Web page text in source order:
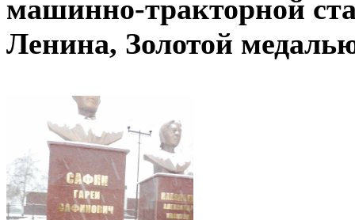
машинно-тракторной
Ленина, Золотой